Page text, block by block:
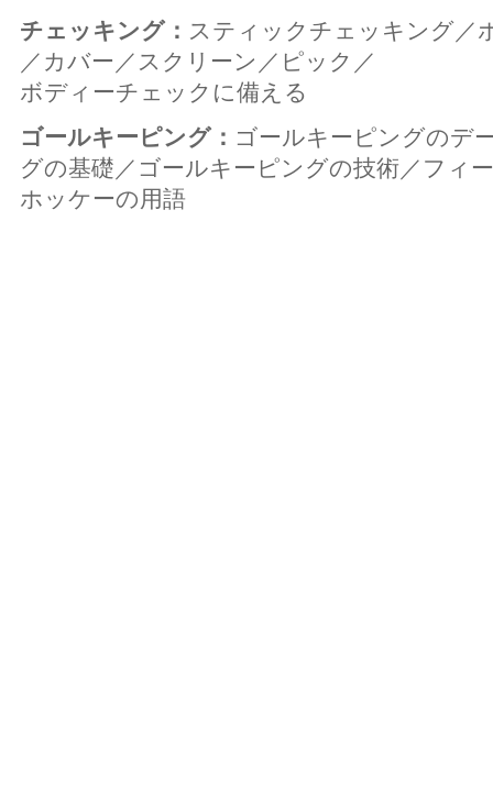
チェッキング： スティックチェッキング／
／カバー／スクリーン／ピック／
ボディーチェックに備える
ゴールキーピング： ゴールキーピングのデ
グの基礎／ゴールキーピングの技術／フィ
ホッケーの用語